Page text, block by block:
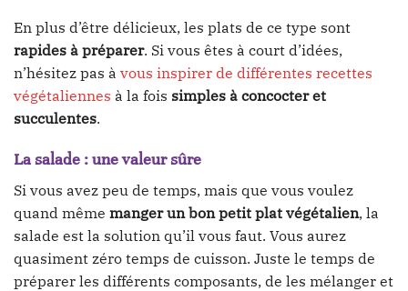
En plus d’être délicieux, les plats de ce type sont
rapides à préparer. Si vous êtes à court d’idées,
n’hésitez pas à vous inspirer de différentes recettes
végétaliennes à la fois simples à concocter et
succulentes.
La salade : une valeur sûre
Si vous avez peu de temps, mais que vous voulez
quand même manger un bon petit plat végétalien, la
salade est la solution qu’il vous faut. Vous aurez
quasiment zéro temps de cuisson. Juste le temps de
préparer les différents composants, de les mélanger et